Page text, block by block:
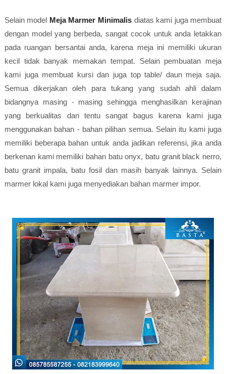
Selain model Meja Marmer Minimalis diatas kami juga membuat
dengan model yang berbeda, sangat cocok untuk anda letakkan
pada ruangan bersantai anda, karena meja ini memiliki ukuran
kecil tidak banyak memakan tempat. Selain pembuatan meja
kami juga membuat kursi dan juga top table/ daun meja saja.
Semua dikerjakan oleh para tukang yang sudah ahli dalam
bidangnya masing - masing sehingga menghasilkan kerajinan
yang berkualitas dan tentu sangat bagus karena kami juga
menggunakan bahan - bahan pilihan semua. Selain itu kami juga
memiliki beberapa bahan untuk anda jadikan referensi, jika anda
berkenan kami memiliki bahan batu onyx, batu granit black nerro,
batu granit impala, batu fosil dan masih banyak lainnya. Selain
marmer lokal kami juga menyediakan bahan marmer impor.